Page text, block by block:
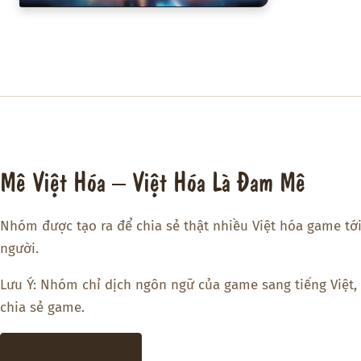
Mê Việt Hóa – Việt Hóa Là Đam Mê
Nhóm được tạo ra để chia sẻ thật nhiều Việt hóa game
người.
Lưu Ý: Nhóm chỉ dịch ngôn ngữ của game sang tiếng
chia sẻ game.